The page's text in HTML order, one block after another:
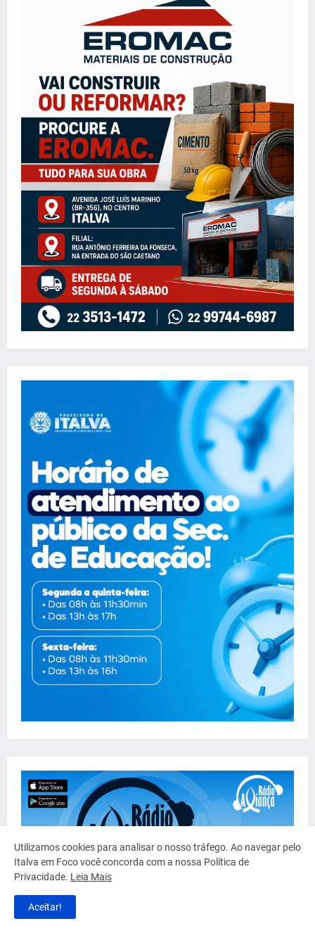
Utilizamos cookies para analisar o nosso tráfego. Ao navegar pelo
Italva em Foco você concorda com a nossa Política de
Privacidade. Leia Mais
Aceitar!